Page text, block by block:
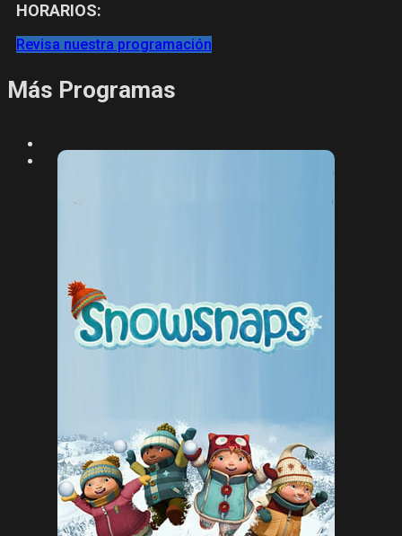
HORARIOS:
Revisa nuestra programación
Más Programas